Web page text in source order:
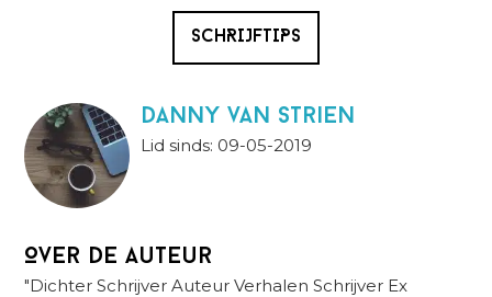
SCHRIJFTIPS
danny van strien
Lid sinds: 09-05-2019
Over de auteur
"Dichter Schrijver Auteur Verhalen Schrijver Ex